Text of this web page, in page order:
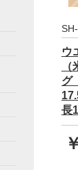
ウ
グ
長